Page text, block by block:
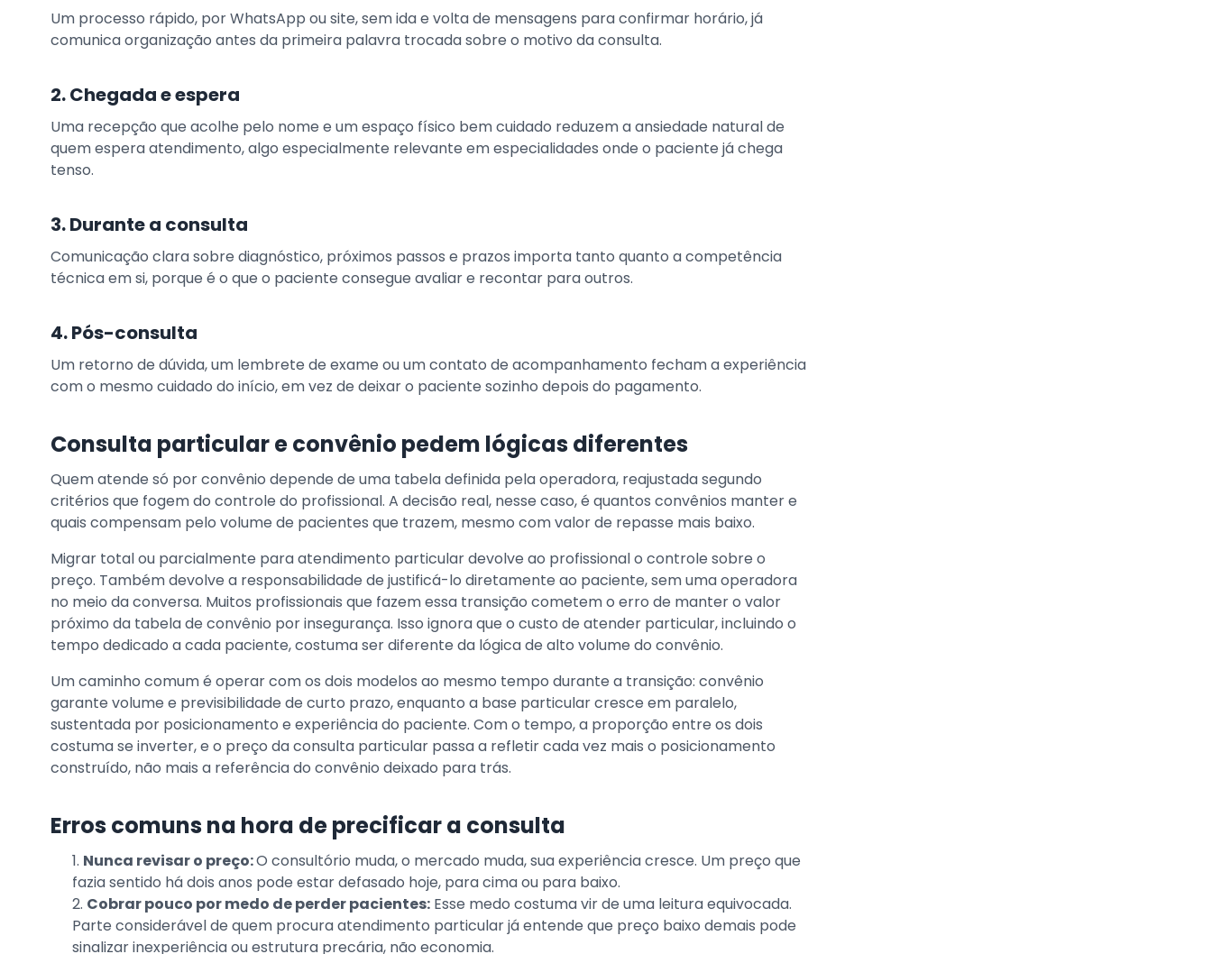
Um processo rápido, por WhatsApp ou site, sem ida e volta de mensagens para confirmar horário, já
comunica organização antes da primeira palavra trocada sobre o motivo da consulta.
2. Chegada e espera
Uma recepção que acolhe pelo nome e um espaço físico bem cuidado reduzem a ansiedade natural de
quem espera atendimento, algo especialmente relevante em especialidades onde o paciente já chega
tenso.
3. Durante a consulta
Comunicação clara sobre diagnóstico, próximos passos e prazos importa tanto quanto a competência
técnica em si, porque é o que o paciente consegue avaliar e recontar para outros.
4. Pós-consulta
Um retorno de dúvida, um lembrete de exame ou um contato de acompanhamento fecham a experiência
com o mesmo cuidado do início, em vez de deixar o paciente sozinho depois do pagamento.
Consulta particular e convênio pedem lógicas diferentes
Quem atende só por convênio depende de uma tabela definida pela operadora, reajustada segundo
critérios que fogem do controle do profissional. A decisão real, nesse caso, é quantos convênios manter e
quais compensam pelo volume de pacientes que trazem, mesmo com valor de repasse mais baixo.
Migrar total ou parcialmente para atendimento particular devolve ao profissional o controle sobre o
preço. Também devolve a responsabilidade de justificá-lo diretamente ao paciente, sem uma operadora
no meio da conversa. Muitos profissionais que fazem essa transição cometem o erro de manter o valor
próximo da tabela de convênio por insegurança. Isso ignora que o custo de atender particular, incluindo o
tempo dedicado a cada paciente, costuma ser diferente da lógica de alto volume do convênio.
Um caminho comum é operar com os dois modelos ao mesmo tempo durante a transição: convênio
garante volume e previsibilidade de curto prazo, enquanto a base particular cresce em paralelo,
sustentada por posicionamento e experiência do paciente. Com o tempo, a proporção entre os dois
costuma se inverter, e o preço da consulta particular passa a refletir cada vez mais o posicionamento
construído, não mais a referência do convênio deixado para trás.
Erros comuns na hora de precificar a consulta
Nunca revisar o preço:O consultório muda, o mercado muda, sua experiência cresce. Um preço que
fazia sentido há dois anos pode estar defasado hoje, para cima ou para baixo.
Cobrar pouco por medo de perder pacientes: Esse medo costuma vir de uma leitura equivocada.
Parte considerável de quem procura atendimento particular já entende que preço baixo demais pode
sinalizar inexperiência ou estrutura precária, não economia.